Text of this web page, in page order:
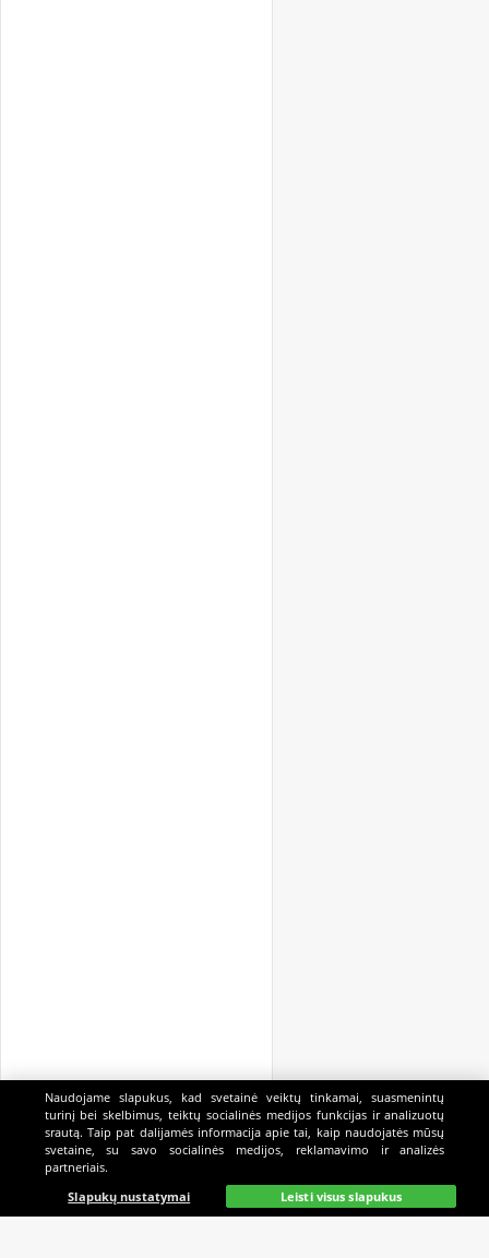
Pagrindinis Gyvai Paieška Mano Kazino
Naudojame slapukus, kad svetainė veiktų tinkamai, suasmenintų
turinį bei skelbimus, teiktų socialinės medijos funkcijas ir analizuotų
srautą. Taip pat dalijamės informacija apie tai, kaip naudojatės mūsų
svetaine, su savo socialinės medijos, reklamavimo ir analizės
partneriais.
Slapukų nustatymai
Leisti visus slapukus